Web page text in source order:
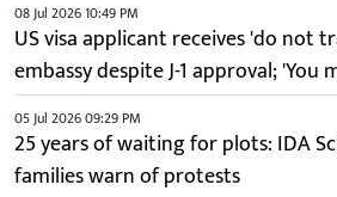
08 Jul 2026 10:49 PM
US visa applicant receives 'do not
embassy despite J-1 approval;
05 Jul 2026 09:29 PM
25 years of waiting for plots: IDA
families warn of protests